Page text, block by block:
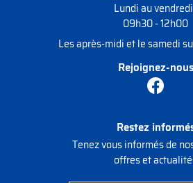
Lundi au
09h30 - 12h00
Les après-midi et le samedi
Rejoignez-nous
Restez
Tenez vous informés de
offres et